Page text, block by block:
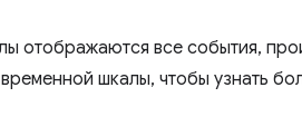
отображаются все события,
шкалы, чтобы узнать